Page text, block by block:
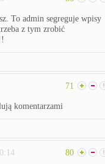
To admin segreguje wpisy
z tym zrobić
71
komentarzami
80